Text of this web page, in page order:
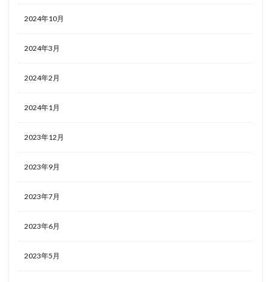
2024年10月
2024年3月
2024年2月
2024年1月
2023年12月
2023年9月
2023年7月
2023年6月
2023年5月